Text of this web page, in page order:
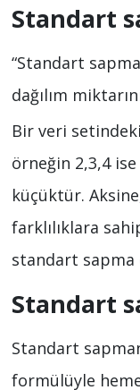
Standart
“Standart
dağılım
Bir veri
örneğin 2,3,4
küçüktür.
farklılıklara
standart sapma
Standart
Standart
formülüyle